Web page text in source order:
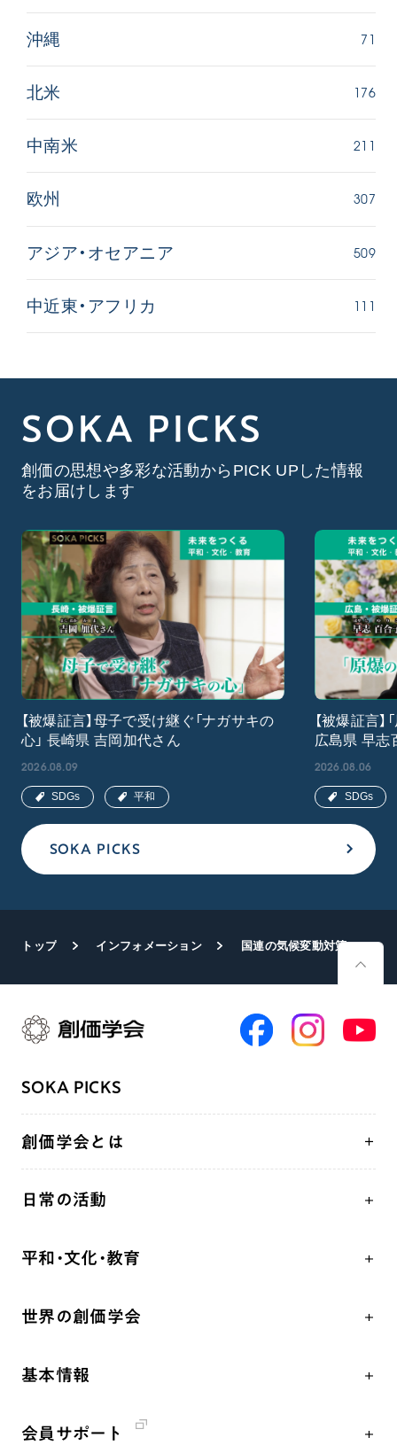
沖縄 71
北米 176
中南米 211
欧州 307
アジア・オセアニア 509
中近東・アフリカ 111
SOKA PICKS
創価の思想や多彩な活動からPICK UPした情報
をお届けします
SOKA PICKS
【被爆証言】母子で受け継ぐ「ナガサキの
心」 長崎県 吉岡加代さん
2026.08.09
SDGs 平和
【被爆証言
広島県 早志
2026.08.06
SDGs
トップ インフォメーション 国連の気候変動対策会議「COP28」がUAEで開幕 SGIが市民社会の一員として参加
SOKA PICKS
創価学会とは
祈り
聖典
釈尊～法華経
創価学会の三代会長
日常の活動
座談会
仏法を語る
年間の活動について
平和・文化・教育
「人権文化」「ジェンダー平等」を促進
人道支援
世界の創価学会
基本情報
会員サポート